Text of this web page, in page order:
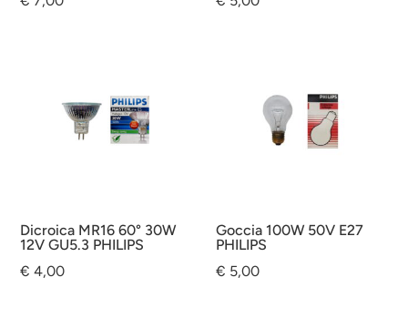
Dicroica MR16 60° 30W
12V GU5.3 PHILIPS
€ 4,00
Goccia 100W 50V E27
PHILIPS
€ 5,00